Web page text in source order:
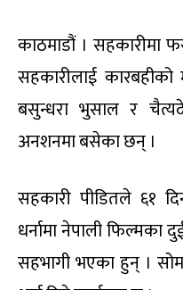
काठमाडौं । सहकारीमा
सहकारीलाई कारबहीको
बसुन्धरा भुसाल र
अनशनमा बसेका छन् ।
सहकारी पीडितले ६१
धर्नामा नेपाली फिल्मका
सहभागी भएका हुन् ।